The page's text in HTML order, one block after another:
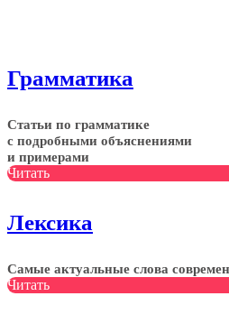
Грамматика
Статьи по грамматике
с подробными объяснениями
и примерами
Читать
Лексика
Самые актуальные слова
Читать